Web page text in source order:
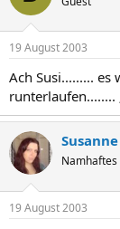
19 August 2003
Ach Susi.........
runterlaufen........
Susanne
19 August 2003